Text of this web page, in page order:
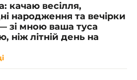
качаю весілля,
народження та вечірки
— зі мною ваша туса
ніж літній день на